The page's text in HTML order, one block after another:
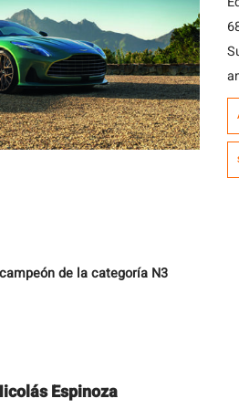
de la categoría N3
Espinoza